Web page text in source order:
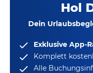
Hol
Dein
Exklusive App-
Komplett
Alle